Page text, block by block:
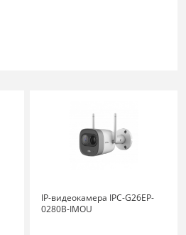
IP-видеокамера IPC-G26EP-
0280B-IMOU